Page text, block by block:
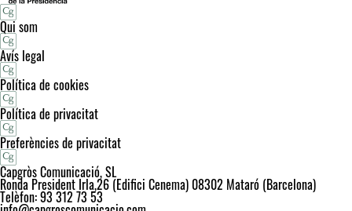
Qui som
Avís legal
Política de cookies
Política de privacitat
Preferències de privacitat
Capgròs Comunicació, SL
Ronda President Irla,26 (Edifici Cenema) 08302 Mataró (Barcelona)
Telèfon: 93 312 73 53